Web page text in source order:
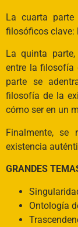
La cuarta parte
filosóficos clave:
La quinta
entre la filosofía
parte se
filosofía de la
cómo ser en un
Finalmente, se
existencia
GRANDES
Ontología